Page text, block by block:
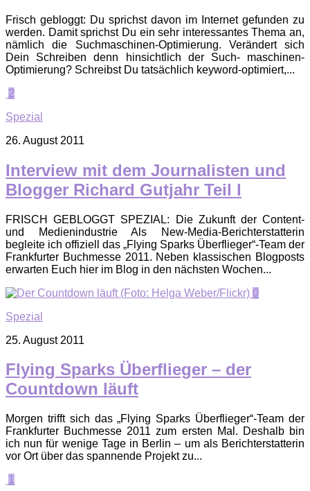
Frisch gebloggt: Du sprichst davon im Internet gefunden zu
werden. Damit sprichst Du ein sehr interessantes Thema an,
nämlich die Suchmaschinen-Optimierung. Verändert sich
Dein Schreiben denn hinsichtlich der Such- maschinen-
Optimierung? Schreibst Du tatsächlich keyword-optimiert,...
2
Spezial
26. August 2011
Interview mit dem Journalisten und
Blogger Richard Gutjahr Teil I
FRISCH GEBLOGGT SPEZIAL: Die Zukunft der Content-
und Medienindustrie Als New-Media-Berichterstatterin
begleite ich offiziell das „Flying Sparks Überflieger“-Team der
Frankfurter Buchmesse 2011. Neben klassischen Blogposts
erwarten Euch hier im Blog in den nächsten Wochen...
0
Spezial
25. August 2011
Flying Sparks Überflieger – der
Countdown läuft
Morgen trifft sich das „Flying Sparks Überflieger“-Team der
Frankfurter Buchmesse 2011 zum ersten Mal. Deshalb bin
ich nun für wenige Tage in Berlin – um als Berichterstatterin
vor Ort über das spannende Projekt zu...
1